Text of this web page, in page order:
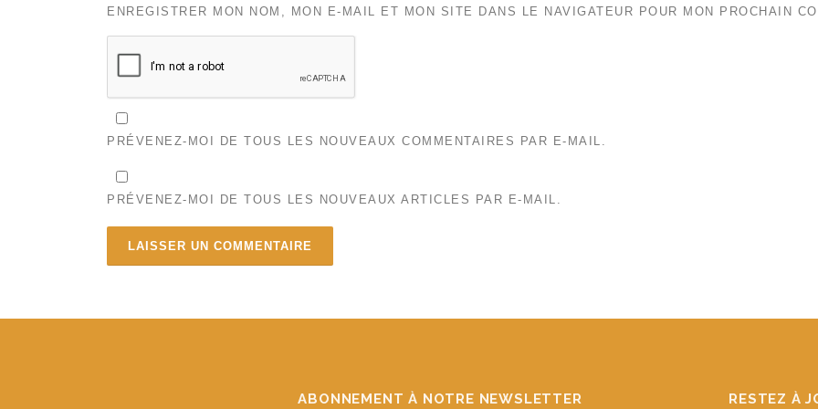
ENREGISTRER MON NOM, MON E-MAIL ET MON SITE DANS LE NAVIGATEUR POUR MON PROCHAIN
PRÉVENEZ-MOI DE TOUS LES NOUVEAUX COMMENTAIRES PAR E-MAIL.
PRÉVENEZ-MOI DE TOUS LES NOUVEAUX ARTICLES PAR E-MAIL.
ABONNEMENT À NOTRE NEWSLETTER RESTEZ À